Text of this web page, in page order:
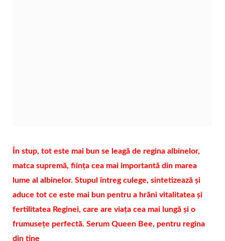
În stup, tot este mai bun se leagă de regina albinelor,
matca supremă, ființa cea mai importantă din marea
lume al albinelor. Stupul întreg culege, sintetizează și
aduce tot ce este mai bun pentru a hrăni vitalitatea și
fertilitatea Reginei, care are viața cea mai lungă și o
frumusețe perfectă. Serum Queen Bee, pentru regina
din tine